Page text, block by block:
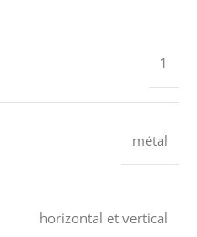
1
métal
horizontal et vertical